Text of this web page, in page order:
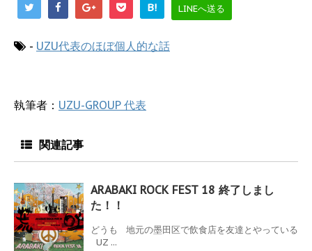
B! LINEへ送る
- UZU代表のほぼ個人的な話
執筆者： UZU-GROUP 代表
関連記事
ARABAKI ROCK FEST 18 終了しまし
た！！
どうも 地元の墨田区で飲食店を友達とやっている
UZ ...